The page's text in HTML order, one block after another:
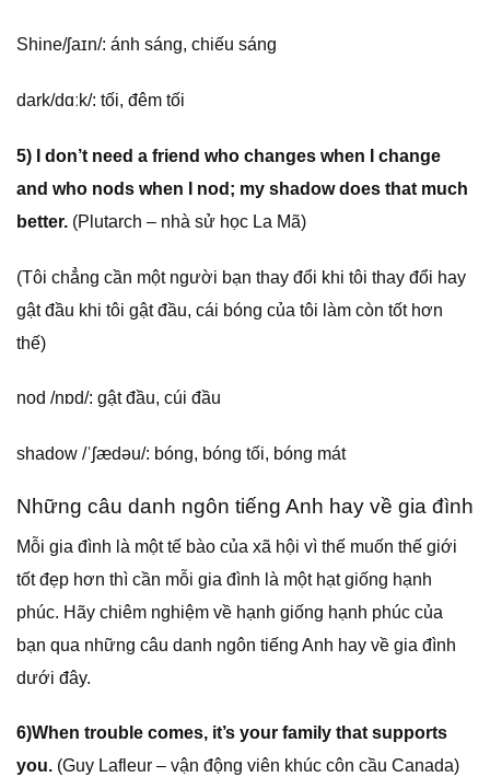
Shine/ʃaɪn/: ánh sáng, chiếu sáng ­
dark/dɑːk/: tối, đêm tối
5) I don’t need a friend who changes when I change
and who nods when I nod; my shadow does that much
better. (Plutarch – nhà sử học La Mã)
(Tôi chẳng cần một người bạn thay đổi khi tôi thay đổi hay
gật đầu khi tôi gật đầu, cái bóng của tôi làm còn tốt hơn
thế)
nod /nɒd/: gật đầu, cúi đầu
shadow /ˈʃædəu/: bóng, bóng tối, bóng mát
Những câu danh ngôn tiếng Anh hay về gia đình
Mỗi gia đình là một tế bào của xã hội vì thế muốn thế giới
tốt đẹp hơn thì cần mỗi gia đình là một hạt giống hạnh
phúc. Hãy chiêm nghiệm về hạnh giống hạnh phúc của
bạn qua những câu danh ngôn tiếng Anh hay về gia đình
dưới đây.
6)When trouble comes, it’s your family that supports
you. (Guy Lafleur – vận động viên khúc côn cầu Canada)